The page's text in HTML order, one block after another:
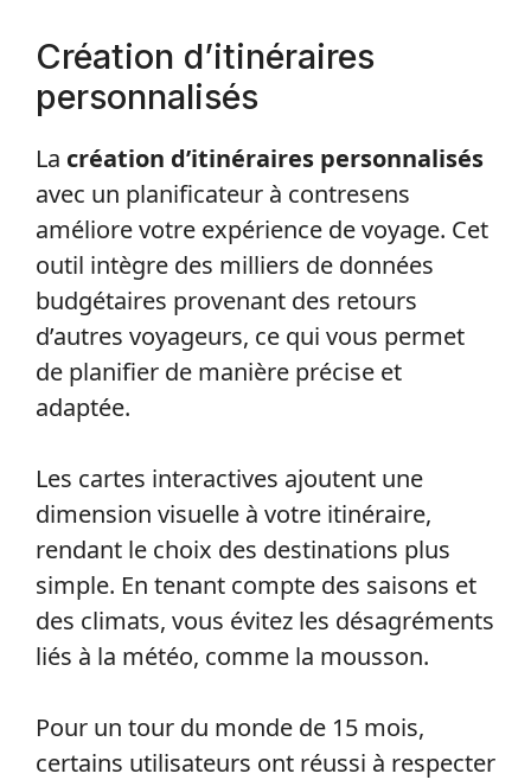
Création d’itinéraires
personnalisés
La création d’itinéraires personnalisés
avec un planificateur à contresens
améliore votre expérience de voyage. Cet
outil intègre des milliers de données
budgétaires provenant des retours
d’autres voyageurs, ce qui vous permet
de planifier de manière précise et
adaptée.
Les cartes interactives ajoutent une
dimension visuelle à votre itinéraire,
rendant le choix des destinations plus
simple. En tenant compte des saisons et
des climats, vous évitez les désagréments
liés à la météo, comme la mousson.
Pour un tour du monde de 15 mois,
certains utilisateurs ont réussi à respecter